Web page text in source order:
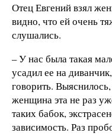
Отец Евгений взял
видно, что ей очень
слушались.
– У нас была такая
усадил ее на
говорить.
женщина эта не раз
таких бабок,
зависимость. Раз